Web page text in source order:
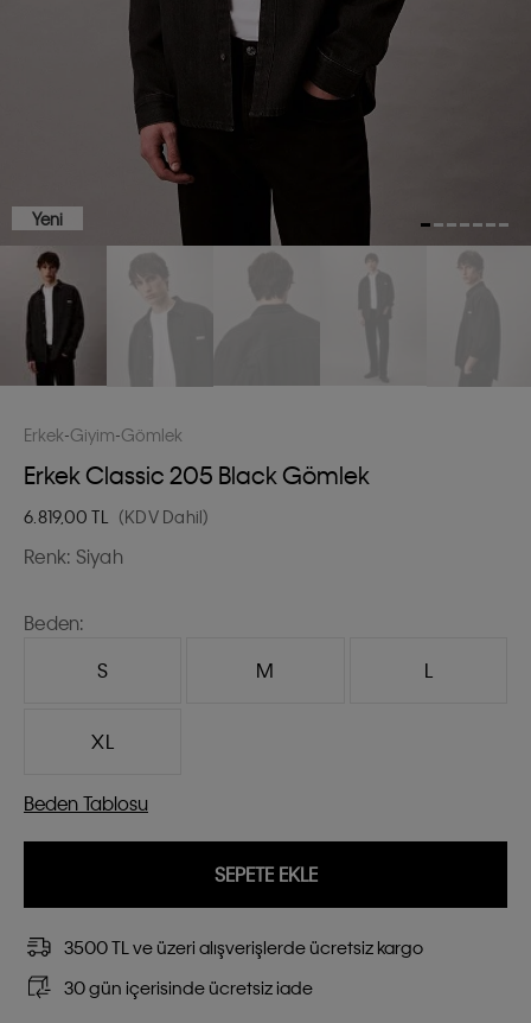
Yeni
Erkek Giyim Gömlek
Erkek Classic 205 Black Gömlek
6.819,00 TL (KDV Dahil)
Renk: Siyah
Beden:
S
M L
XL
Beden Tablosu
SEPETE EKLE
3500 TL ve üzeri alışverişlerde ücretsiz kargo
30 gün içerisinde ücretsiz iade